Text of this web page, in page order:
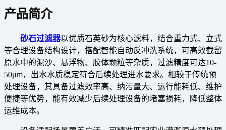
产品简介
砂石过滤器以优质石英砂为核心滤料，结合重力式、立式
等合理设备结构设计，搭配智能自动反冲洗系统，可高效截留
原水中的泥沙、悬浮物、胶体颗粒等杂质，过滤精度可达10-
50μm，出水水质稳定符合后续处理进水要求。相较于传统预
处理设备，其具备过滤效率高、纳污量大、运行能耗低、维护
便捷等优势，能有效减少后续处理设备的堵塞损耗，降低整体
运维成本。